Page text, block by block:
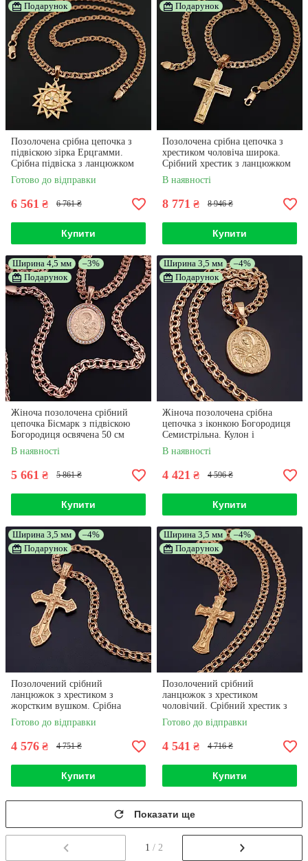
Подарунок
Позолочена срібна цепочка з
підвіскою зірка Ерцгамми.
Срібна підвіска з ланцюжком
позолота 585. 60 см
Готово до відправки
6 561 ₴ 6 761 ₴
Купити
Подарунок
Позолочена срібна цепочка з
хрестиком чоловіча широка.
Срібний хрестик з ланцюжком
позолота 585. 55 см
В наявності
8 771 ₴ 8 946 ₴
Купити
Ширина 4,5 мм
–3%
Подарунок
Жіноча позолочена срібний
цепочка Бісмарк з підвіскою
Богородиця освячена 50 см
В наявності
5 661 ₴ 5 861 ₴
Купити
Ширина 3,5 мм
–4%
Подарунок
Жіноча позолочена срібна
цепочка з іконкою Богородиця
Семистрільна. Кулон і
ланцюжок 925 проба 50 см
В наявності
4 421 ₴ 4 596 ₴
Купити
Ширина 3,5 мм
–4%
Подарунок
Позолочений срібний
ланцюжок з хрестиком з
жорстким вушком. Срібна
цепочка з позолотою 585 і
хрестик срібло 925. 55 см
Готово до відправки
4 576 ₴ 4 751 ₴
Купити
Ширина 3,5 мм
–4%
Подарунок
Позолочений срібний
ланцюжок з хрестиком
чоловічий. Срібний хрестик з
позолотою і цепочка срібло
925. Ширина 3,5 мм. 55 см
Готово до відправки
4 541 ₴ 4 716 ₴
Купити
Показати ще
1 / 2